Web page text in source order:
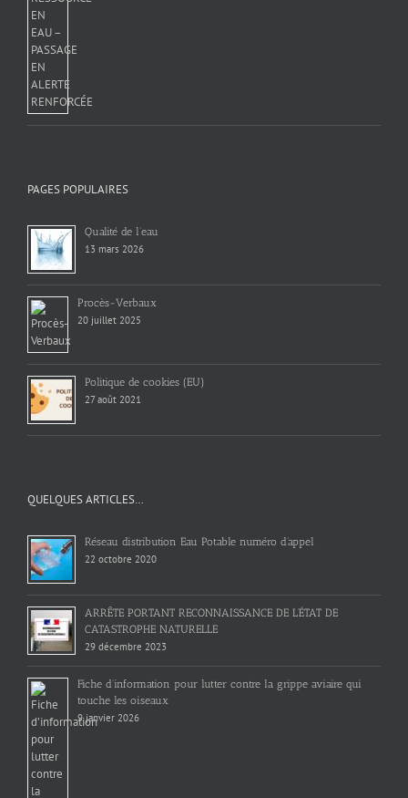
PAGES POPULAIRES
Qualité de l’eau
13 mars 2026
Procès-Verbaux
20 juillet 2025
Politique de cookies (EU)
27 août 2021
QUELQUES ARTICLES…
Réseau distribution Eau Potable numéro d’appel
22 octobre 2020
ARRÊTE PORTANT RECONNAISSANCE DE L’ÉTAT DE
CATASTROPHE NATURELLE
29 décembre 2023
Fiche d’information pour lutter contre la grippe aviaire qui
touche les oiseaux
9 janvier 2026